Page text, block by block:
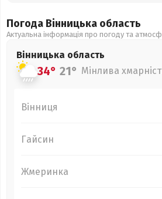
Погода Вінницька область
Актуальна інформація про погоду та
Вінницька область
34° 21° Мінлива
Вінниця
Гайсин
Жмеринка